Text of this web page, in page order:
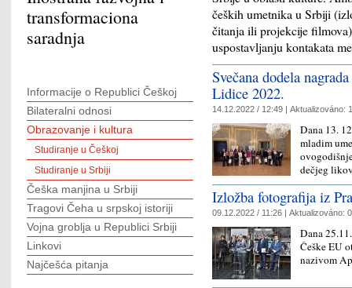
čeških umetnika u Srbiji
čitanja ili projekcije
uspostavljanju kontakata
Svečana dodela
Lidice 2022.
14.12.2022 / 12:49 | Aktualizováno:
Dana 13.
mladim
dečjeg
Izložba fotografija iz
09.12.2022 / 11:26 | Aktualizováno:
Dana
Češke EU
nazivom
transformaciona
saradnja
Informacije o Republici Češkoj
Bilateralni odnosi
Obrazovanje i kultura
Studiranje u Češkoj
Studiranje u Srbiji
Češka manjina u Srbiji
Tragovi Čeha u srpskoj istoriji
Vojna groblja u Republici Srbiji
Linkovi
Najčešća pitanja